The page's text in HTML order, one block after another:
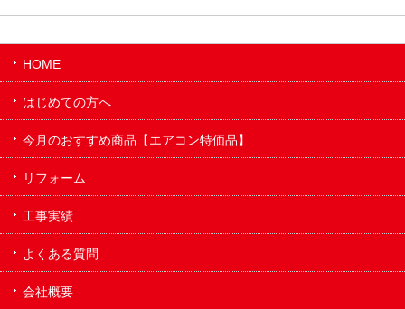
HOME
はじめての方へ
今月のおすすめ商品【エアコン特価品】
リフォーム
工事実績
よくある質問
会社概要